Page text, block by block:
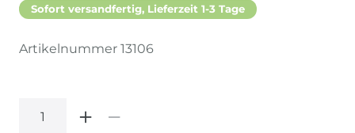
Sofort versandfertig, Lieferzeit 1-3 Tage
Artikelnummer 13106